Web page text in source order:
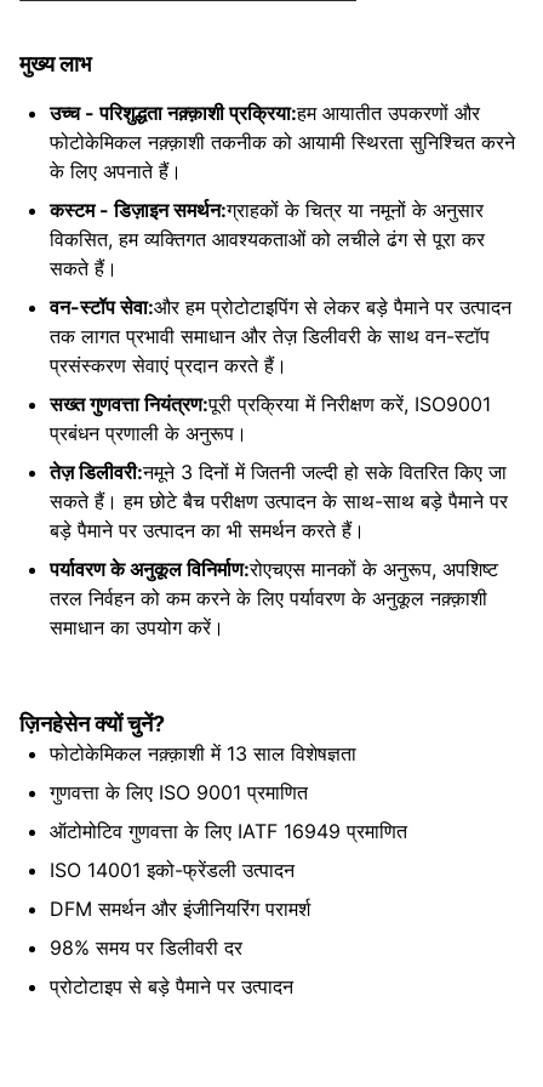
एकल
उत्पाद
अधिकतम
एकल
टुकड़ा
उत्पाद
आकार
2400*700MM
रेखा
आकार
सहिष्णुता
±0.005MM
न्यूनतम
गहराई
0.01MM
गहराई
सटीकता
सहिष्णुता
±0.005MM
मुख्य लाभ
उच्च - परिशुद्धता नक़्क़ाशी प्रक्रिया:हम आयातीत उपकरणों और
फोटोकेमिकल नक़्क़ाशी तकनीक को आयामी स्थिरता सुनिश्चित करने
के लिए अपनाते हैं।
कस्टम - डिज़ाइन समर्थन:ग्राहकों के चित्र या नमूनों के अनुसार
विकसित, हम व्यक्तिगत आवश्यकताओं को लचीले ढंग से पूरा कर
सकते हैं।
वन-स्टॉप सेवा:और हम प्रोटोटाइपिंग से लेकर बड़े पैमाने पर उत्पादन
तक लागत प्रभावी समाधान और तेज़ डिलीवरी के साथ वन-स्टॉप
प्रसंस्करण सेवाएं प्रदान करते हैं।
सख्त गुणवत्ता नियंत्रण:पूरी प्रक्रिया में निरीक्षण करें, ISO9001
प्रबंधन प्रणाली के अनुरूप।
तेज़ डिलीवरी:नमूने 3 दिनों में जितनी जल्दी हो सके वितरित किए जा
सकते हैं। हम छोटे बैच परीक्षण उत्पादन के साथ-साथ बड़े पैमाने पर
बड़े पैमाने पर उत्पादन का भी समर्थन करते हैं।
पर्यावरण के अनुकूल विनिर्माण:रोएचएस मानकों के अनुरूप, अपशिष्ट
तरल निर्वहन को कम करने के लिए पर्यावरण के अनुकूल नक़्क़ाशी
समाधान का उपयोग करें।
ज़िनहेसेन क्यों चुनें?
फोटोकेमिकल नक़्क़ाशी में 13 साल विशेषज्ञता
गुणवत्ता के लिए ISO 9001 प्रमाणित
ऑटोमोटिव गुणवत्ता के लिए IATF 16949 प्रमाणित
ISO 14001 इको-फ्रेंडली उत्पादन
DFM समर्थन और इंजीनियरिंग परामर्श
98% समय पर डिलीवरी दर
प्रोटोटाइप से बड़े पैमाने पर उत्पादन